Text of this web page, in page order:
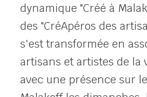
dynamique "Créé à
des "CréApéros des
s'est transformée en
artisans et artistes de la
avec une présence sur